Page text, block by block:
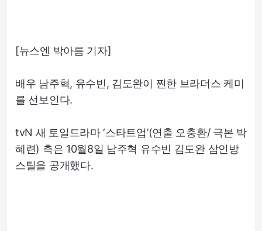
[뉴스엔 박아름 기자]
배우 남주혁, 유수빈, 김도완이 찐한 브라더스 케미
를 선보인다.
tvN 새 토일드라마 ‘스타트업’(연출 오충환/ 극본 박
혜련) 측은 10월8일 남주혁 유수빈 김도완 삼인방
스틸을 공개했다.